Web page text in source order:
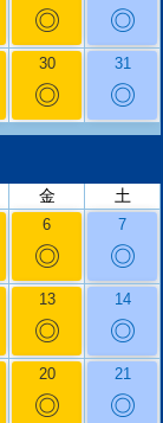
◎ ◎
30
◎
31
◎
金
土
6
◎
7
◎
13
◎
14
◎
20
◎
21
◎